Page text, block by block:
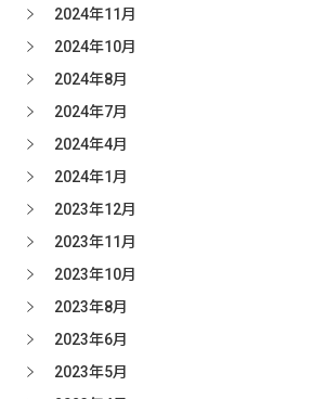
2024年11月
2024年10月
2024年8月
2024年7月
2024年4月
2024年1月
2023年12月
2023年11月
2023年10月
2023年8月
2023年6月
2023年5月